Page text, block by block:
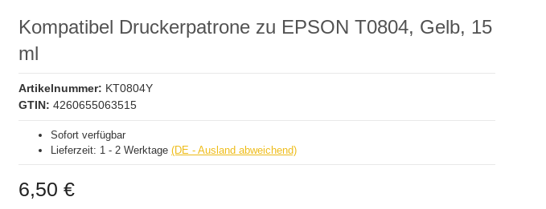
Kompatibel Druckerpatrone zu EPSON T0804, Gelb, 15
ml
Artikelnummer: KT0804Y
GTIN: 4260655063515
Sofort verfügbar
Lieferzeit: 1 - 2 Werktage (DE - Ausland abweichend)
6,50 €